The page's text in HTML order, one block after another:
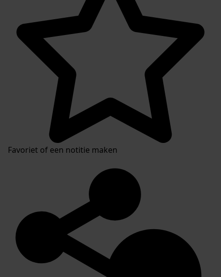
Favoriet of een notitie maken